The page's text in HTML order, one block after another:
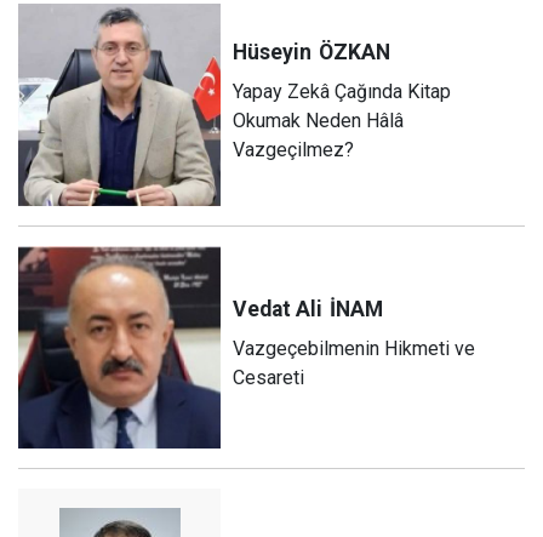
Hüseyin ÖZKAN
Yapay Zekâ Çağında Kitap
Okumak Neden Hâlâ
Vazgeçilmez?
Vedat Ali İNAM
Vazgeçebilmenin Hikmeti ve
Cesareti